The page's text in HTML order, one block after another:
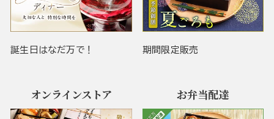
誕生日はなだ万で！ 期間限定販売
オンラインストア お弁当配達